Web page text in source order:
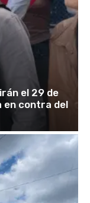
el 29 de
en contra del